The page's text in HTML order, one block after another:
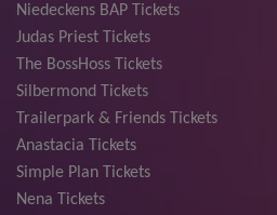
Niedeckens BAP Tickets
Judas Priest Tickets
The BossHoss Tickets
Silbermond Tickets
Trailerpark & Friends Tickets
Anastacia Tickets
Simple Plan Tickets
Nena Tickets